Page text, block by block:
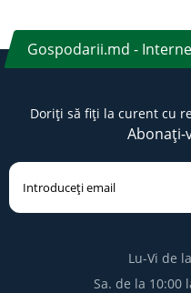
Gospodarii.md -
Doriți să fiți la curent cu
Abonați-
Lu-Vi de
Sa. de la 10:00